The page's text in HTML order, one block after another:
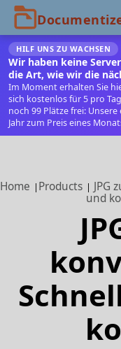
HILF UNS ZU WACHSEN
Wir haben keine
die Art, wie wir die
Im Moment erhalten Sie
sich kostenlos für 5 pro
noch 99 Plätze frei:
Jahr zum Preis eines
Home Products
JPG
und